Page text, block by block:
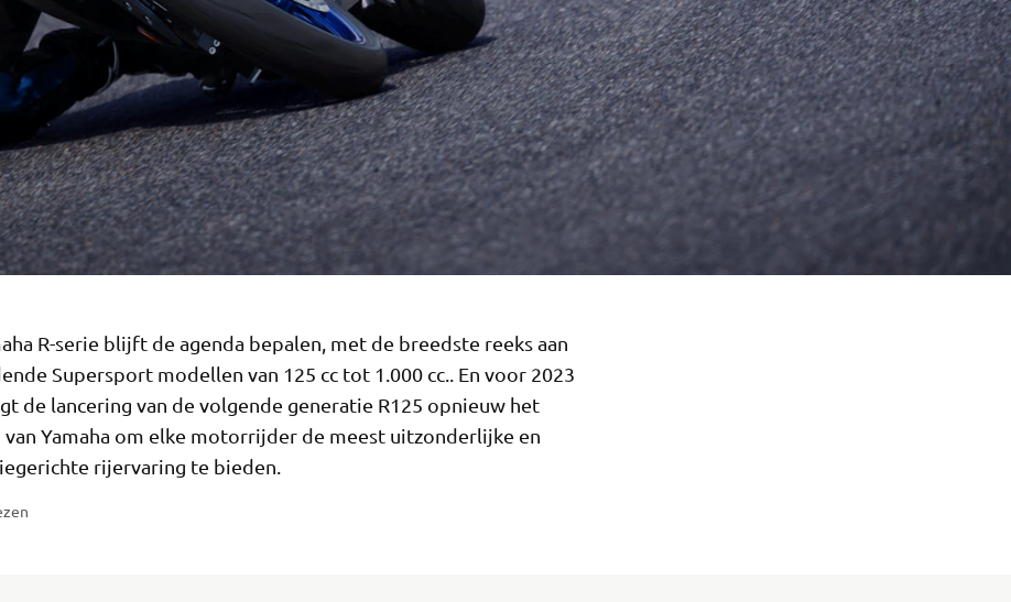
R-serie blijft de agenda bepalen, met de breedste reeks aan
Supersport modellen van 125 cc tot 1.000 cc.. En voor 2023
de lancering van de volgende generatie R125 opnieuw het
van Yamaha om elke motorrijder de meest uitzonderlijke en
rijervaring te bieden.